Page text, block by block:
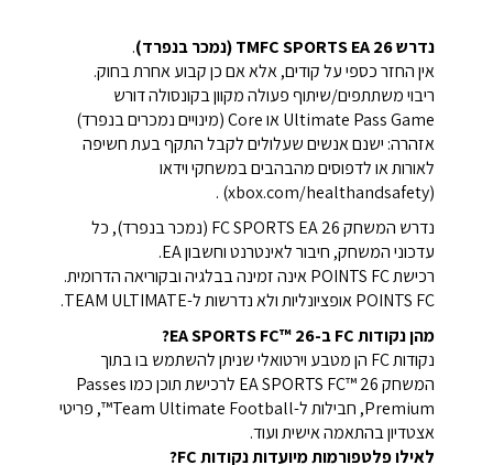
נדרש 26 TMFC SPORTS EA (נמכר בנפרד)
.
אין החזר כספי על קודים, אלא אם כן קבוע אחרת בחוק.
ריבוי משתתפים/שיתוף פעולה מקוון בקונסולה דורש
Ultimate Pass Game או Core (מינויים נמכרים בנפרד)
אזהרה: ישנם אנשים שעלולים לקבל התקף בעת חשיפה
לאורות או לדפוסים מהבהבים במשחקי וידאו
(xbox.com/healthandsafety) .
נדרש המשחק 26 FC SPORTS EA (נמכר בנפרד), כל
עדכוני המשחק, חיבור לאינטרנט וחשבון EA.
רכישת POINTS FC אינה זמינה בבלגיה ובקוריאה הדרומית.
POINTS FC אופציונליות ולא נדרשות ל-TEAM ULTIMATE.
מהן נקודות FC ב-EA SPORTS FC™ 26?
נקודות FC הן מטבע וירטואלי שניתן להשתמש בו בתוך
המשחק EA SPORTS FC™ 26 לרכישת תוכן כמו Passes
Premium, חבילות ל-Team Ultimate Football™, פריטי
אצטדיון בהתאמה אישית ועוד.
לאילו פלטפורמות מיועדות נקודות FC?